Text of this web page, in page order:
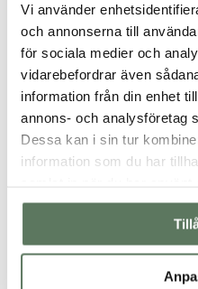
Vi använder
och annonserna till
för sociala medier och
vidarebefordrar även
information från din enhet
annons- och analysföretag
Dessa kan i sin tur
information som du har
Du kanske också